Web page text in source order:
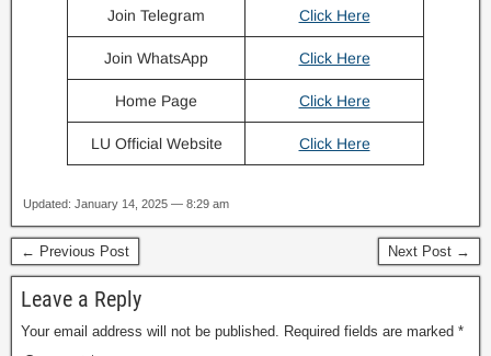
Join Telegram Click Here
Join WhatsApp Click Here
Home Page Click Here
LU Official Website Click Here
Updated: January 14, 2025 — 8:29 am
← Previous Post Next Post →
Leave a Reply
Your email address will not be published. Required fields are marked *